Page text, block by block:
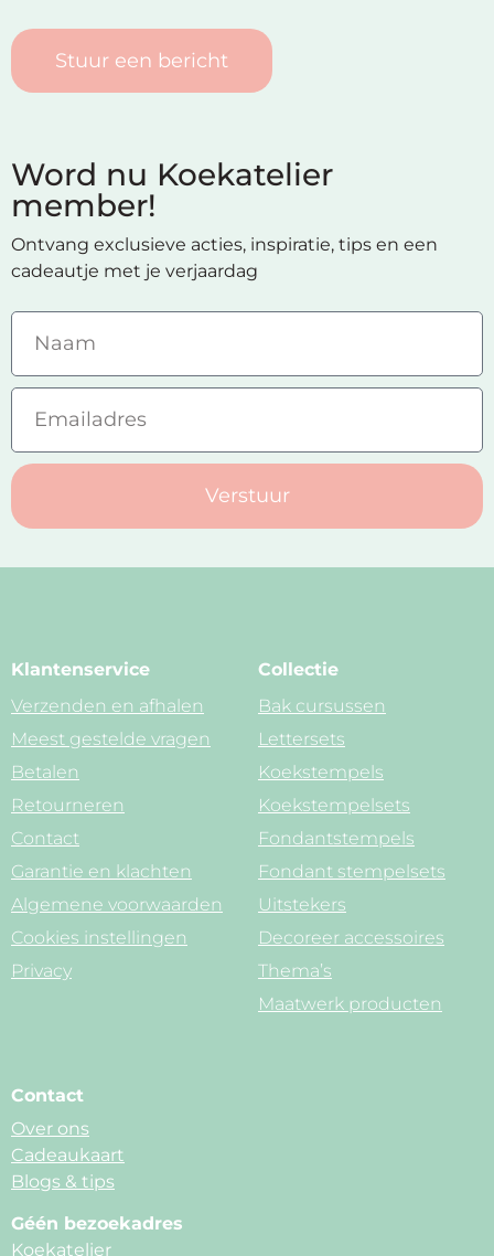
Stuur een bericht
Word nu Koekatelier
member!
Ontvang exclusieve acties, inspiratie, tips en een
cadeautje met je verjaardag
Verstuur
Klantenservice
Verzenden en afhalen
Meest gestelde vragen
Betalen
Retourneren
Contact
Garantie en klachten
Algemene voorwaarden
Cookies instellingen
Privacy
Collectie
Bak cursussen
Lettersets
Koekstempels
Koekstempelsets
Fondantstempels
Fondant stempelsets
Uitstekers
Decoreer accessoires
Thema’s
Maatwerk producten
Contact
Over ons
Cadeaukaart
Blogs & tips
Géén bezoekadres
Koekatelier